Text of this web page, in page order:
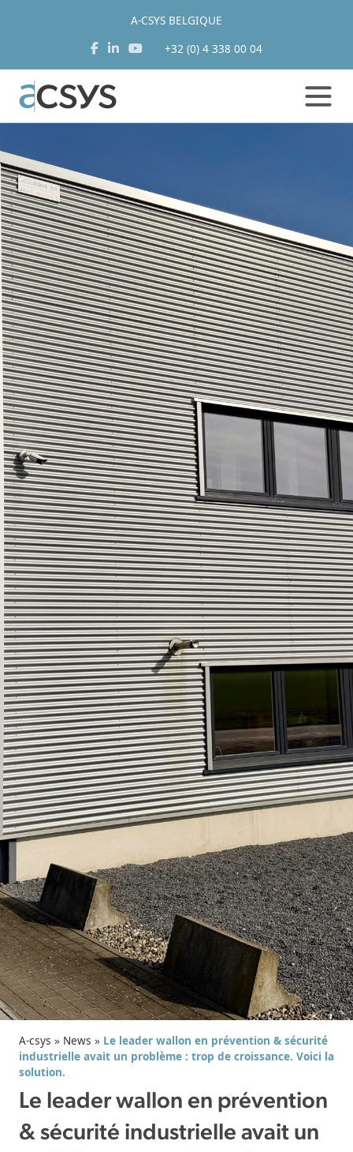
Aller
contenu
A-CSYS BELGIQUE
+32 (0) 4 338 00 04
A-csys » News » Le leader wallon en prévention & sécurité
industrielle avait un problème : trop de croissance. Voici la
solution.
Le leader wallon en prévention
& sécurité industrielle avait un